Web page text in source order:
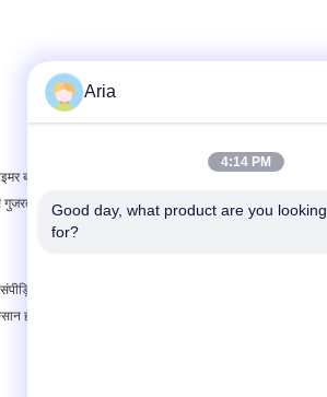
बोर्ड एक सफाई चक्र शुरू करता है यह सोलनॉयड के लिए एक
है और फ़िल्टर के ऊपर ब्लो पाइप में और फिर उन्हें साफ
हवा के उपयोग में 15% या उससे अधिक की कमीइसके
हो सकता है।,अधिक पंखे खींचने (जिसका अर्थ है अधिक
Aria
4:14 PM
Good day, what product are you looking
for?